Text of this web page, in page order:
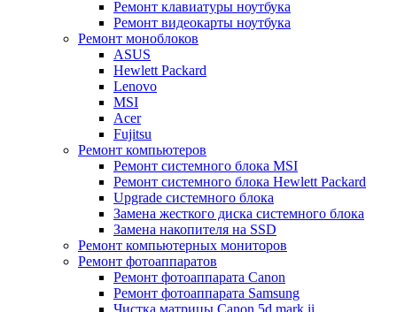
Ремонт клавиатуры ноутбука
Ремонт видеокарты ноутбука
Ремонт моноблоков
ASUS
Hewlett Packard
Lenovo
MSI
Acer
Fujitsu
Ремонт компьютеров
Ремонт системного блока MSI
Ремонт системного блока Hewlett Packard
Upgrade системного блока
Замена жесткого диска системного блока
Замена накопителя на SSD
Ремонт компьютерных мониторов
Ремонт фотоаппаратов
Ремонт фотоаппарата Canon
Ремонт фотоаппарата Samsung
Чистка матрицы Canon 5d mark ii